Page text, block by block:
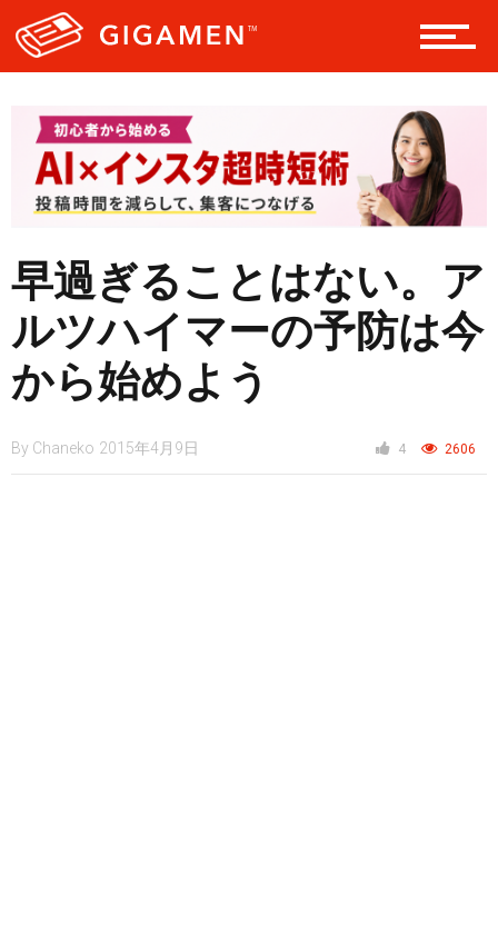
スマートフォン
ニュース
早過ぎることはない。ア
ルツハイマーの予防は今
から始めよう
By Chaneko 2015年4月9日 4 2606